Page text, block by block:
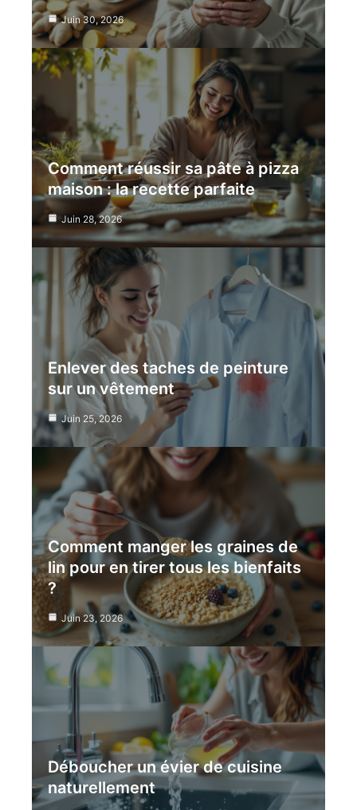
Juin 30, 2026
Comment réussir sa pâte à pizza
maison : la recette parfaite
Juin 28, 2026
Enlever des taches de peinture
sur un vêtement
Juin 25, 2026
Comment manger les graines de
lin pour en tirer tous les bienfaits
?
Juin 23, 2026
Déboucher un évier de cuisine
naturellement